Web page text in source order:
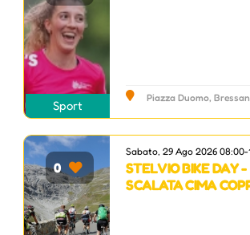
Sport
Piazza Duomo,
0
Sabato, 29 Ago 2026 08:00-
STELVIO BIKE DAY -
SCALATA CIMA